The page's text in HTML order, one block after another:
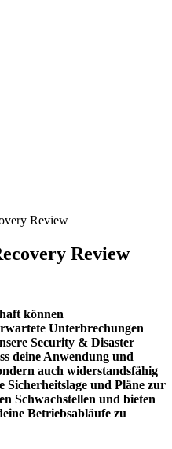
Review
Review
können
Unterbrechungen
Security & Disaster
deine Anwendung und
auch widerstandsfähig
Sicherheitslage und Pläne zur
Schwachstellen und bieten
Betriebsabläufe zu